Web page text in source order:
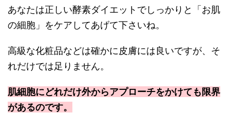
あなたは正しい酵素ダイエットでしっかりと「お肌
の細胞」をケアしてあげて下さいね。
高級な化粧品などは確かに皮膚には良いですが、そ
れだけでは足りません。
肌細胞にどれだけ外からアプローチをかけても限界
があるのです。